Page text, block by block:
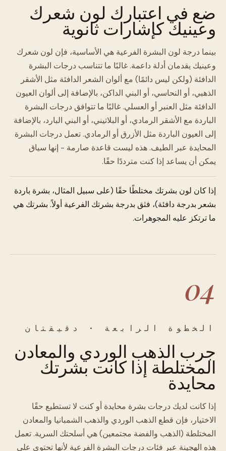
ضع في اعتبارك لون شعرك
وعينيك كإشارات ثانوية
بينما درجة لون البشرة الفرعية هي الأساسية، فإن لون شعرك
وعينيك يقدمان أدلة داعمة. غالبًا ما تتناسب درجات البشرة
الدافئة (ولكن ليس دائمًا) مع ألوان الشعر الدافئة مثل الأشقر
الذهبي، أو النحاسي، أو البني الداكن، بالإضافة إلى ألوان العيون
الدافئة مثل العنبر أو العسلي. غالبًا ما تتوافق درجات البشرة
الباردة مع الأشقر الرمادي، أو البلاتيني، أو البني البارد، بالإضافة
إلى العيون الباردة مثل الأزرق أو الرمادي. تعمل درجات البشرة
المحايدة عبر الطيف. هذه ليست قاعدة صارمة - إنها سياق
يمكن أن يساعد إذا كنت مترددًا حقًا.
إذا كان لون بشرتك مختلطًا حقًا (على سبيل المثال، بشرة باردة
بشعر بدرجة دافئة)، فثق بدرجة بشرتك الفرعية أولاً. بشرتك هي
ما ترتكز عليه المجوهرات.
04
الخطوة الرابعة · دقيقتان
جرب الذهب الوردي والمعادن
المختلطة إذا كانت بشرتك
محايدة
إذا كانت لديك درجات بشرة محايدة أو كنت لا تستطيع حقًا
الاختيار، فإن قطع الذهب الوردي والذهب الشمبانيا والمعادن
المختلطة (الذهب والفضة مجتمعين) هي أسلحتك السرية. تعمل
هذه الهجينة عبر فئات درجات البشرة الفرعية لأنها تحتوي على